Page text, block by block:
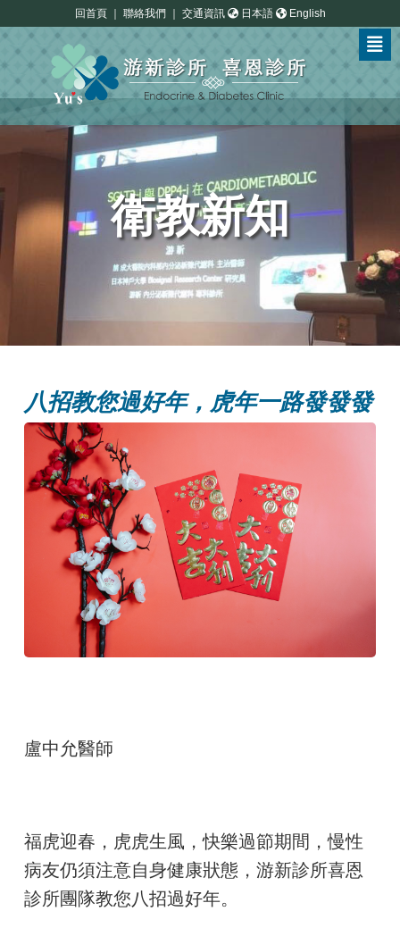
回首頁｜ 聯絡我們 交通資訊 日本語 English
衛教新知
八招教您過好年，虎年一路發發發
盧中允醫師
福虎迎春，虎虎生風，快樂過節期間，慢性
病友仍須注意自身健康狀態，游新診所喜恩
診所團隊教您八招過好年。